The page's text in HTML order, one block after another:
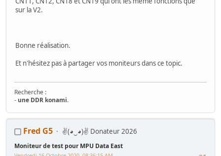
sur la V2.
Bonne réalisation.
Et n'hésitez pas à partager vos moniteurs dans ce topic.
Recherche :
- une DDR konami.
Arcade:Ma première borne JAMMA from scratch
Noel 2014 (Wip Humanitaire)
Fred G5 ✌(◕‿◕)✌ Donateur 2026
Moniteur de test pour MPU Data East